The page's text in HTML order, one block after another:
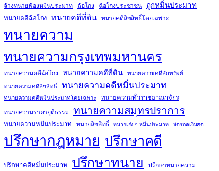
จ้างทนายฟ้องหมิ่นประมาท ฉ้อโกง ฉ้อโกงประชาชน ถูกหมิ่นประมาท
ทนายคดีฉ้อโกง ทนายคดีที่ดิน ทนายคดีลิขสิทธิ์โดยเฉพาะ
ทนายความ
ทนายความกรุงเทพมหานคร
ทนายความคดีฉ้อโกง ทนายความคดีที่ดิน ทนายความคดีลักทรัพย์
ทนายความคดีลิขสิทธิ์ ทนายความคดีหมิ่นประมาท
ทนายความคดีหมิ่นประมาทโดยเฉพาะ ทนายความทั่วราชอาณาจักร
ทนายความราคายุติธรรม ทนายความสมุทรปราการ
ทนายความหมิ่นประมาท ทนายลิขสิทธิ์ ทนายเก่ง ๆ หมิ่นประมาท บัตรกดเงินสด
ปรึกษากฎหมาย ปรึกษาคดี
ปรึกษาคดีหมิ่นประมาท ปรึกษาทนาย ปรึกษาทนายความ